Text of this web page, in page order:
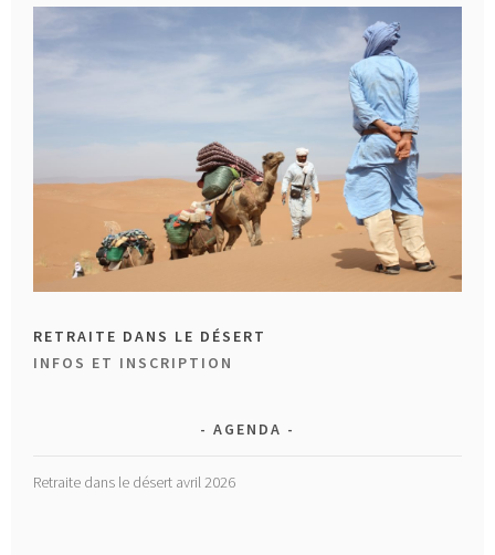
RETRAITE DANS LE DÉSERT
INFOS ET INSCRIPTION
AGENDA
Retraite dans le désert avril 2026